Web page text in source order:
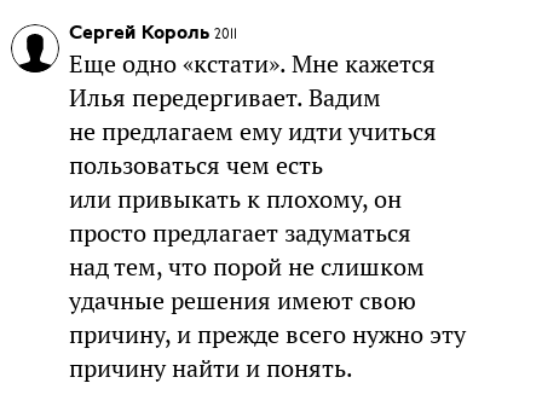
Сергей Король 2011
Еще одно «кстати». Мне кажется
Илья передергивает. Вадим
не предлагаем ему идти учиться
пользоваться чем есть
или привыкать к плохому, он
просто предлагает задуматься
над тем, что порой не слишком
удачные решения имеют свою
причину, и прежде всего нужно эту
причину найти и понять.